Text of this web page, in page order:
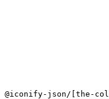
@iconify-json/[the-